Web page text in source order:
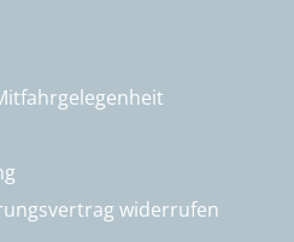
widerrufen